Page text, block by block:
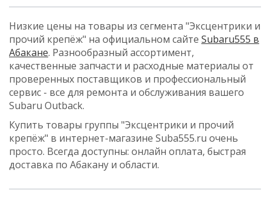
Низкие цены на товары из сегмента "Эксцентрики и
прочий крепёж" на официальном сайте Subaru555 в
Абакане. Разнообразный ассортимент,
качественные запчасти и расходные материалы от
проверенных поставщиков и профессиональный
сервис - все для ремонта и обслуживания вашего
Subaru Outback.
Купить товары группы "Эксцентрики и прочий
крепёж" в интернет-магазине Suba555.ru очень
просто. Всегда доступны: онлайн оплата, быстрая
доставка по Абакану и области.